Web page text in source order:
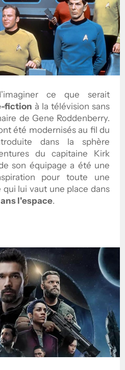
ce que serait
fiction à la télévision sans
de Gene Roddenberry.
été modernisés au fil du
dans la sphère
du capitaine Kirk
son équipage a été une
pour toute une
lui vaut une place dans
l'espace.